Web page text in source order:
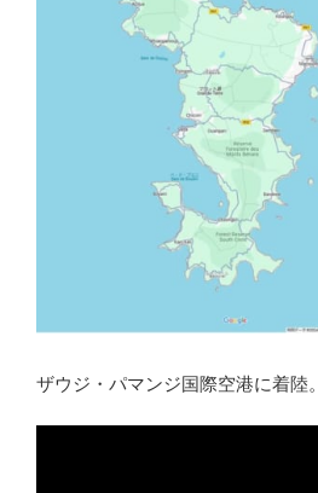
ザウジ・パマンジ国際空港に着陸。